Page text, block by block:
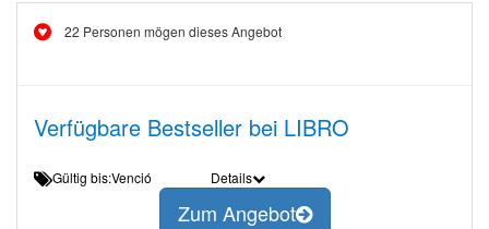
22 Personen mögen dieses Angebot
Verfügbare Bestseller bei LIBRO
Gültig bis:Venció Details
Zum Angebot